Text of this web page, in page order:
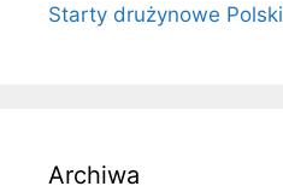
Starty drużynowe Polski
Archiwa